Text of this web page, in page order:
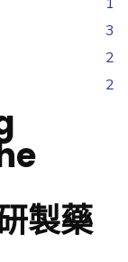
3
2
2
製藥